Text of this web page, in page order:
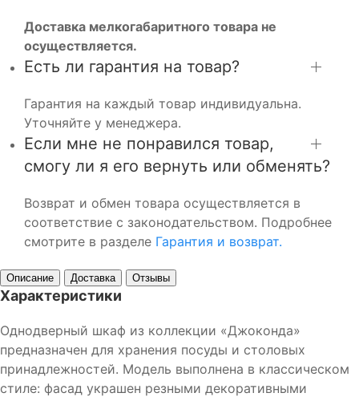
Доставка мелкогабаритного товара не
осуществляется.
Есть ли гарантия на товар?
Гарантия на каждый товар индивидуальна.
Уточняйте у менеджера.
Если мне не понравился товар,
смогу ли я его вернуть или обменять?
Возврат и обмен товара осуществляется в
соответствие с законодательством. Подробнее
смотрите в разделе Гарантия и возврат.
Описание Доставка Отзывы
Характеристики
Однодверный шкаф из коллекции «Джоконда»
предназначен для хранения посуды и столовых
принадлежностей. Модель выполнена в классическом
стиле: фасад украшен резными декоративными